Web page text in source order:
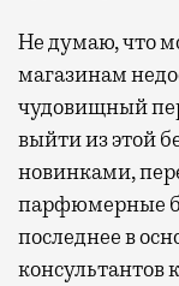
Не думаю, что
магазинам
чудовищный
выйти из этой
новинками,
парфюмерные
последнее в
консультантов